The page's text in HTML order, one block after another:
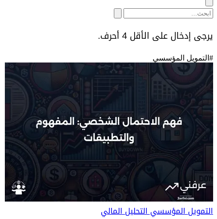
يرجى إدخال على الأقل 4 أحرف.
# التمويل المؤسسي
التمويل المؤسسيالتحليل المالي